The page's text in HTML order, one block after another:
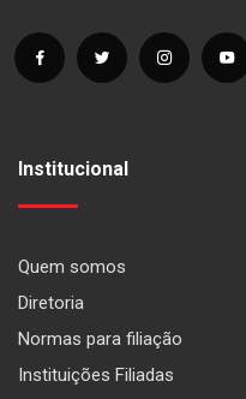
Institucional
Quem somos
Diretoria
Normas para filiação
Instituições Filiadas